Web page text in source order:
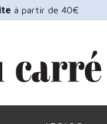
à partir de 40€